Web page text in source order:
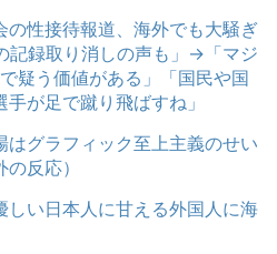
の性接待報道、海外でも大騒ぎ
記録取り消しの声も」→「マジ
疑う価値がある」「国民や国
が足で蹴り飛ばすね」
グラフィック至上主義のせい
反応）
しい日本人に甘える外国人に海